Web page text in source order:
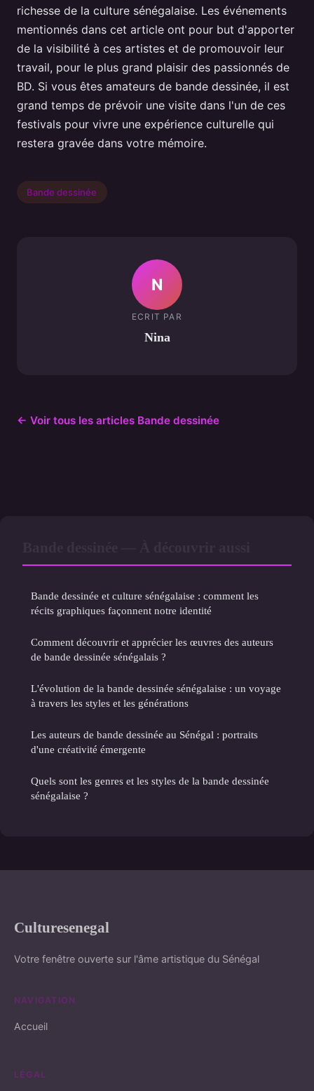
richesse de la culture sénégalaise. Les événements
mentionnés dans cet article ont pour but d'apporter
de la visibilité à ces artistes et de promouvoir leur
travail, pour le plus grand plaisir des passionnés de
BD. Si vous êtes amateurs de bande dessinée, il est
grand temps de prévoir une visite dans l'un de ces
festivals pour vivre une expérience culturelle qui
restera gravée dans votre mémoire.
Bande dessinée
N
ECRIT PAR
Nina
← Voir tous les articles Bande dessinée
Bande dessinée et culture sénégalaise : comment les
récits graphiques façonnent notre identité
Comment découvrir et apprécier les œuvres des auteurs
de bande dessinée sénégalais ?
L'évolution de la bande dessinée sénégalaise : un voyage
à travers les styles et les générations
Les auteurs de bande dessinée au Sénégal : portraits
d'une créativité émergente
Quels sont les genres et les styles de la bande dessinée
sénégalaise ?
Culturesenegal
Votre fenêtre ouverte sur l'âme artistique du Sénégal
NAVIGATION
Accueil
LÉGAL